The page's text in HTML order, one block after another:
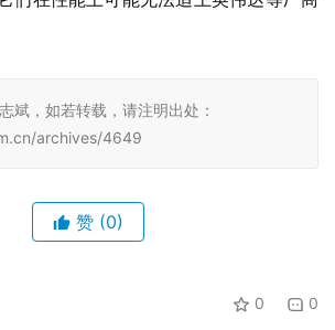
斌，如若转载，请注明出处：
archives/4649
赞 (0)
0 0